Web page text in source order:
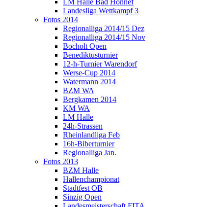
LM Halle Bad Honnef
Landesliga Wettkampf 3
Fotos 2014
Regionalliga 2014/15 Dez
Regionalliga 2014/15 Nov
Bocholt Open
Benediktusturnier
12-h-Turnier Warendorf
Werse-Cup 2014
Watermann 2014
BZM WA
Bergkamen 2014
KM WA
LM Halle
24h-Strassen
Rheinlandliga Feb
16h-Biberturnier
Regionalliga Jan.
Fotos 2013
BZM Halle
Hallenchampionat
Stadtfest OB
Sinzig Open